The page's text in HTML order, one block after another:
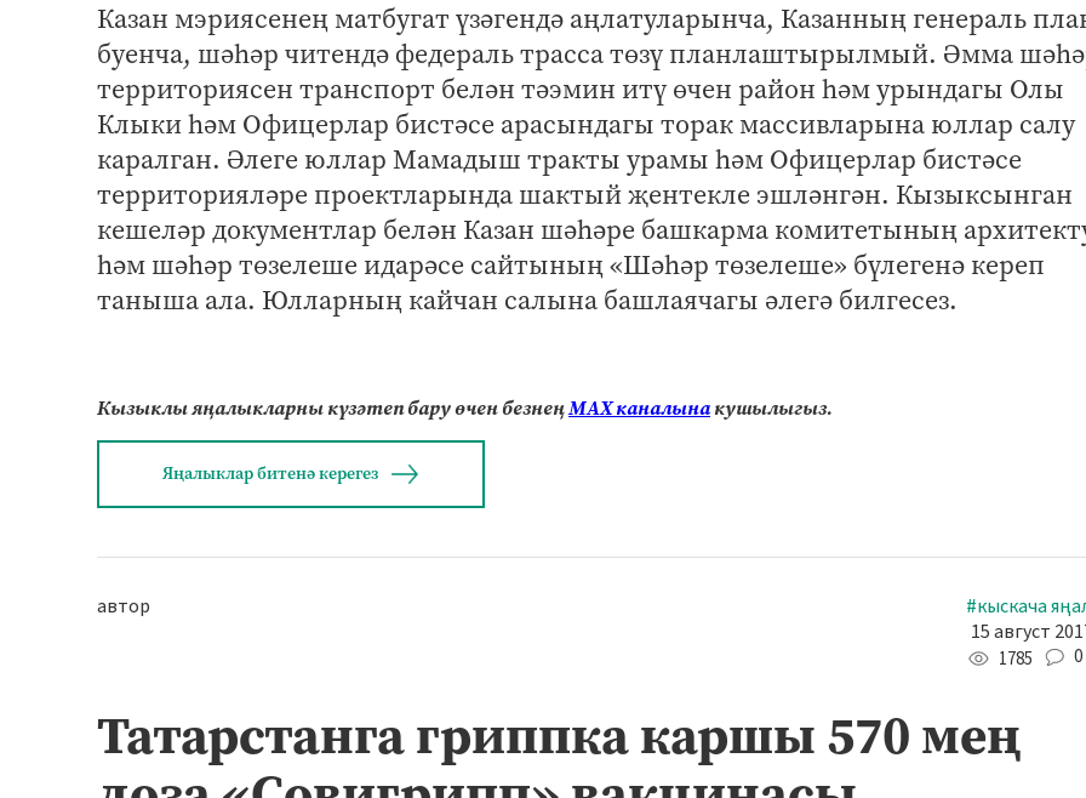
Казан мэриясенең матбугат үзәгендә аңлатуларынча, Казанның генераль
буенча, шәһәр читендә федераль трасса төзү планлаштырылмый. Әмма
территориясен транспорт белән тәэмин итү өчен район һәм урындагы Олы
Клыки һәм Офицерлар бистәсе арасындагы торак массивларына юллар салу
каралган. Әлеге юллар Мамадыш тракты урамы һәм Офицерлар бистәсе
территорияләре проектларында шактый җентекле эшләнгән. Кызыксынган
кешеләр документлар белән Казан шәһәре башкарма комитетының
һәм шәһәр төзелеше идарәсе сайтының «Шәһәр төзелеше» бүлегенә кереп
таныша ала. Юлларның кайчан салына башлаячагы әлегә билгесез.
Кызыклы яңалыкларны күзәтеп бару өчен безнеңМАХ каналынакушылыгыз.
Яңалыклар битенә керегез
автор
#кыскача
15 август
1785 0
Татарстанга гриппка каршы 570 мең